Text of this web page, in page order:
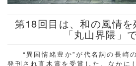
第18回目は、和の風情
「丸山界隈」
“異国情緒豊か”が代名詞の長崎
発刊され直木賞を受賞した、なかに